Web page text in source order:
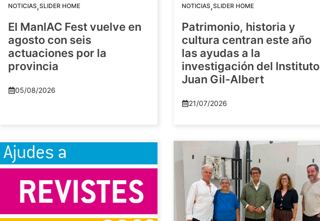
NOTICIAS,SLIDER HOME
El ManIAC Fest vuelve en
agosto con seis
actuaciones por la
provincia
05/08/2026
NOTICIAS,SLIDER HOME
Patrimonio, historia y
cultura centran este año
las ayudas a la
investigación del Instituto
Juan Gil-Albert
21/07/2026